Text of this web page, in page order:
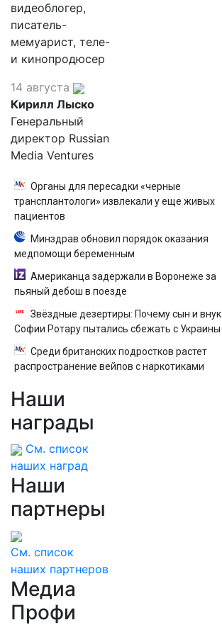
видеоблогер,
писатель-
мемуарист, теле-
и кинопродюсер
14 августа
Кирилл Лыско
Генеральный
директор Russian
Media Ventures
Органы для пересадки «черные
трансплантологи» извлекали у еще живых
пациентов
Минздрав обновил порядок оказания
медпомощи беременным
Американца задержали в Воронеже за
пьяный дебош в поезде
Звёздные дезертиры: Почему сын и внук
Софии Ротару пытались сбежать с Украины
Среди британских подростков растет
распространение вейпов с наркотиками
Наши
награды
См. список
наших наград
Наши
партнеры
См. список
наших партнеров
Медиа
Профи